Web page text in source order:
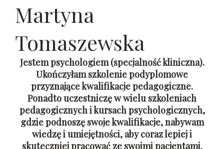
Martyna
Tomaszewska
Jestem psychologiem (specjalność kliniczna).
Ukończyłam szkolenie podyplomowe
przyznające kwalifikacje pedagogiczne.
Ponadto uczestniczę w wielu szkoleniach
pedagogicznych i kursach psychologicznych,
gdzie podnoszę swoje kwalifikacje, nabywam
wiedzę i umiejętności, aby coraz lepiej i
skuteczniej pracować ze swoimi pacjentami.